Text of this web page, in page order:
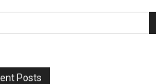
Posts